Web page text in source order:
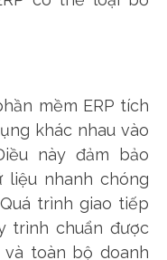
mềm ERP tích
khác nhau vào
này đảm bảo
liệu nhanh chóng
trình giao tiếp
trình chuẩn được
toàn bộ doanh